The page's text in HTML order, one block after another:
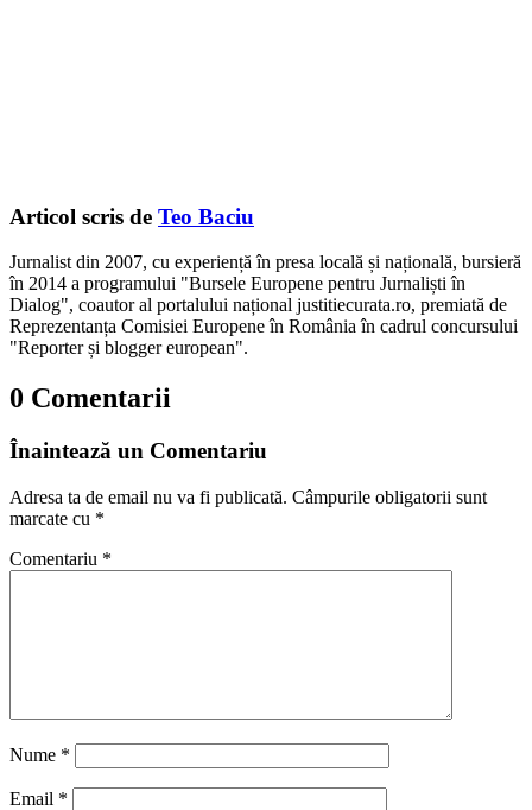
Articol scris de Teo Baciu
Jurnalist din 2007, cu experiență în presa locală și națională, bursieră
în 2014 a programului "Bursele Europene pentru Jurnaliști în
Dialog", coautor al portalului național justitiecurata.ro, premiată de
Reprezentanța Comisiei Europene în România în cadrul concursului
"Reporter și blogger european".
0 Comentarii
Înaintează un Comentariu
Adresa ta de email nu va fi publicată. Câmpurile obligatorii sunt
marcate cu *
Comentariu *
Nume *
Email *